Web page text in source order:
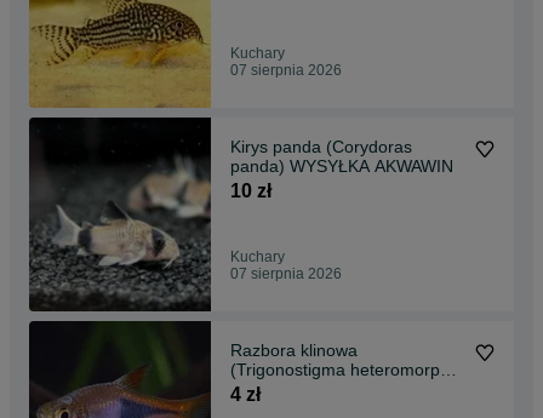
Kuchary
07 sierpnia 2026
Kirys panda (Corydoras
panda) WYSYŁKA AKWAWIN
10 zł
Kuchary
07 sierpnia 2026
Razbora klinowa
(Trigonostigma heteromorpha)
WYSYŁKA AKWAWIN
4 zł